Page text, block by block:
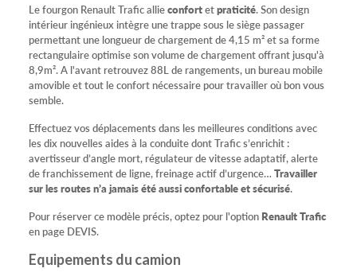
Le fourgon Renault Trafic allieconfortetpraticité. Son design
intérieur ingénieux intègre une trappe sous le siège passager
permettant une longueur de chargement de 4,15 m² et sa forme
rectangulaire optimise son volume de chargement offrant jusqu'à
8,9m². A l'avant retrouvez 88L de rangements, un bureau mobile
amovible et tout le confort nécessaire pour travailler où bon vous
semble.
Effectuez vos déplacements dans les meilleures conditions avec
les dix nouvelles aides à la conduite dont Trafic s’enrichit :
avertisseur d’angle mort, régulateur de vitesse adaptatif, alerte
de franchissement de ligne, freinage actif d’urgence… Travailler
sur les routes n’a jamais été aussi confortable et sécurisé.
Pour réserver ce modèle précis, optez pour l'option Renault Trafic
en page DEVIS.
Equipements du camion